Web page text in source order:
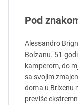
Pod
Alessandro
Bolzanu. 51-
kamperom, do
sa svojim
doma u Brixenu
previše